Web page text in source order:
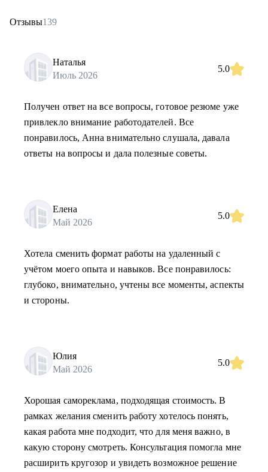
Отзывы139
Наталья
Июль 2026
5.0
Получен ответ на все вопросы, готовое резюме уже
привлекло внимание работодателей. Все
понравилось, Анна внимательно слушала, давала
ответы на вопросы и дала полезные советы.
Елена
Май 2026
5.0
Хотела сменить формат работы на удаленный с
учётом моего опыта и навыков. Все понравилось:
глубоко, внимательно, учтены все моменты, аспекты
и стороны.
Юлия
Май 2026
5.0
Хорошая самореклама, подходящая стоимость. В
рамках желания сменить работу хотелось понять,
какая работа мне подходит, что для меня важно, в
какую сторону смотреть. Консультация помогла мне
расширить кругозор и увидеть возможное решение